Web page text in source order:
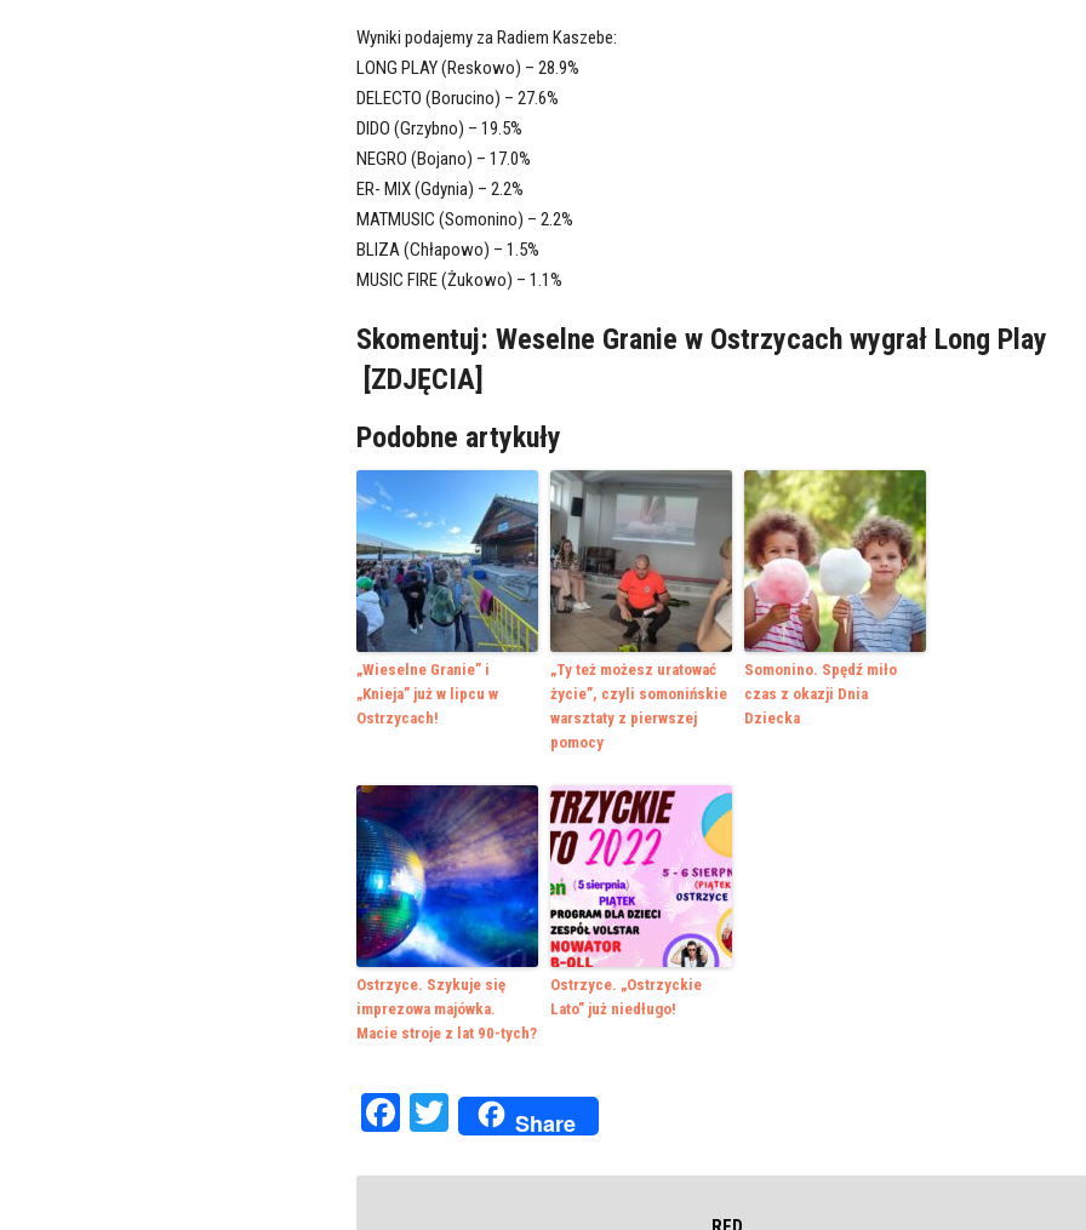
Wyniki podajemy za Radiem Kaszebe:
LONG PLAY (Reskowo) – 28.9%
DELECTO (Borucino) – 27.6%
DIDO (Grzybno) – 19.5%
NEGRO (Bojano) – 17.0%
ER- MIX (Gdynia) – 2.2%
MATMUSIC (Somonino) – 2.2%
BLIZA (Chłapowo) – 1.5%
MUSIC FIRE (Żukowo) – 1.1%
Skomentuj: Weselne Granie w Ostrzycach wygrał Long Play
[ZDJĘCIA]
Podobne artykuły
„Wieselne Granie” i
„Knieja” już w lipcu w
Ostrzycach!
„Ty też możesz uratować
życie”, czyli somonińskie
warsztaty z pierwszej
pomocy
Somonino. Spędź miło
czas z okazji Dnia
Dziecka
Ostrzyce. Szykuje się
imprezowa majówka.
Macie stroje z lat 90-tych?
Ostrzyce. „Ostrzyckie
Lato” już niedługo!
Facebook
Twitter
Share